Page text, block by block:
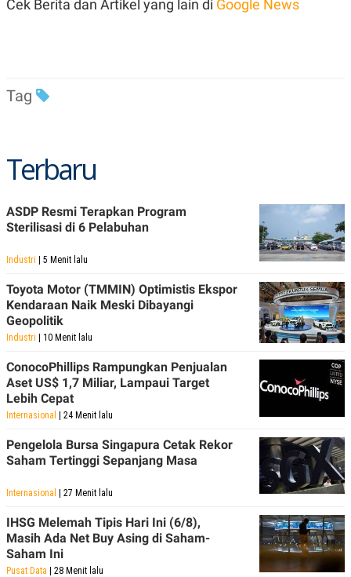
A
A
K
J
N
PE
R
S
I
M
E
D
I
I
D
SITEMAPPROFILE TERM
OF
USE
PEDOMAN
PEMBERITAAN
PRIVACY
POLICY
Cek Berita dan Artikel yang lain di Google News
Tag
Terbaru
ASDP Resmi Terapkan Program
Sterilisasi di 6 Pelabuhan
Industri | 5 Menit lalu
Toyota Motor (TMMIN) Optimistis Ekspor
Kendaraan Naik Meski Dibayangi
Geopolitik
Industri | 10 Menit lalu
ConocoPhillips Rampungkan Penjualan
Aset US$ 1,7 Miliar, Lampaui Target
Lebih Cepat
Internasional | 24 Menit lalu
Pengelola Bursa Singapura Cetak Rekor
Saham Tertinggi Sepanjang Masa
Internasional | 27 Menit lalu
IHSG Melemah Tipis Hari Ini (6/8),
Masih Ada Net Buy Asing di Saham-
Saham Ini
Pusat Data | 28 Menit lalu